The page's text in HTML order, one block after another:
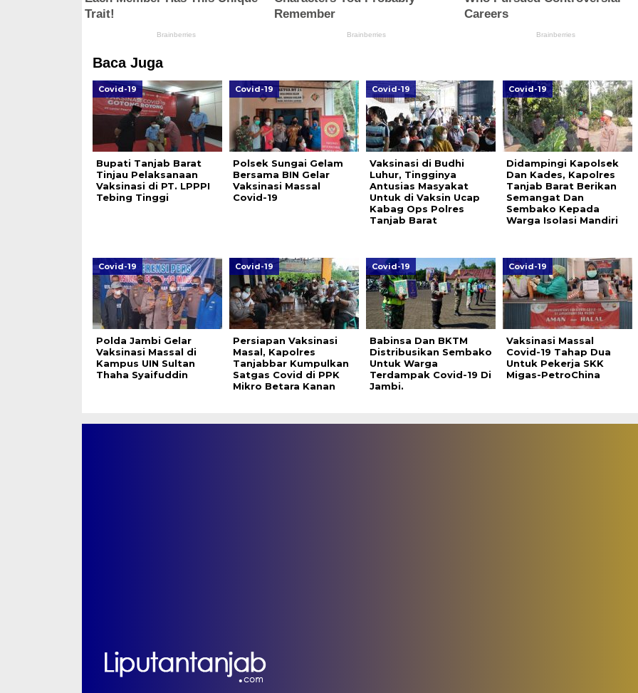
Baca Juga
Covid-19
Bupati Tanjab Barat
Tinjau Pelaksanaan
Vaksinasi di PT. LPPPI
Tebing Tinggi
Covid-19
Polsek Sungai Gelam
Bersama BIN Gelar
Vaksinasi Massal
Covid-19
Covid-19
Vaksinasi di Budhi
Luhur, Tingginya
Antusias Masyakat
Untuk di Vaksin Ucap
Kabag Ops Polres
Tanjab Barat
Covid-19
Didampingi Kapolsek
Dan Kades, Kapolres
Tanjab Barat Berikan
Semangat Dan
Sembako Kepada
Warga Isolasi Mandiri
Covid-19
Polda Jambi Gelar
Vaksinasi Massal di
Kampus UIN Sultan
Thaha Syaifuddin
Covid-19
Persiapan Vaksinasi
Masal, Kapolres
Tanjabbar Kumpulkan
Satgas Covid di PPK
Mikro Betara Kanan
Covid-19
Babinsa Dan BKTM
Distribusikan Sembako
Untuk Warga
Terdampak Covid-19 Di
Jambi.
Covid-19
Vaksinasi Massal
Covid-19 Tahap Dua
Untuk Pekerja SKK
Migas-PetroChina